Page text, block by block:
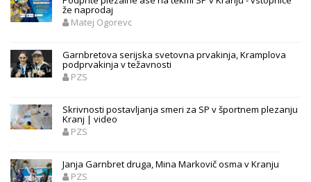
že naprodaj
Matej Ogorevc
Garnbretova serijska svetovna prvakinja, Kramplova
podprvakinja v težavnosti
PZS
Skrivnosti postavljanja smeri za SP v športnem plezanju
Kranj | video
PZS
Janja Garnbret druga, Mina Markovič osma v Kranju
PZS